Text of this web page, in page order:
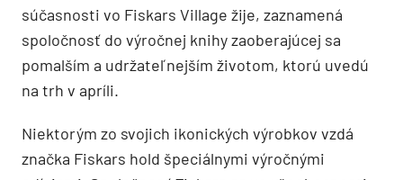
súčasnosti vo Fiskars Village žije, zaznamená
spoločnosť do výročnej knihy zaoberajúcej sa
pomalším a udržateľnejším životom, ktorú uvedú
na trh v apríli.
Niektorým zo svojich ikonických výrobkov vzdá
značka Fiskars hold špeciálnymi výročnými